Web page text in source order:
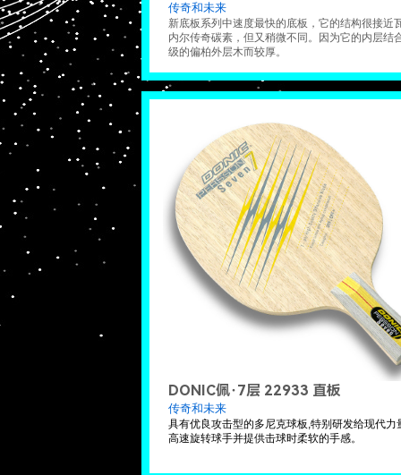
传奇和未来
新底板系列中速度最快的底板，它的结构很接近
内尔传奇碳素，但又稍微不同。因为它的内层结
级的偏柏外层木而较厚。
DONIC佩·7层 22933 直板
传奇和未来
具有优良攻击型的多尼克球板,特别研发给现代力
高速旋转球手并提供击球时柔软的手感。